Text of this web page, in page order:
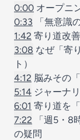
0:00 オープニ
0:33 「無意識
1:42 寄り道改
3:08 なぜ「寄
ト）
4:12 脳みその
5:14 ジャーナ
6:01 寄り道を
7:22 「週5・8
の疑問